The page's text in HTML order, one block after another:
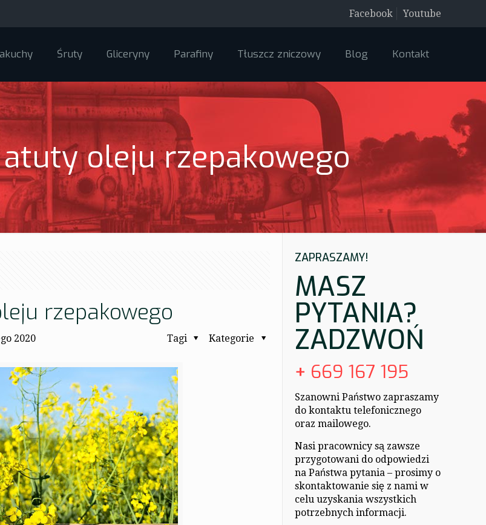
Facebook Youtube
Śruty Gliceryny Parafiny Tłuszcz zniczowy Blog Kontakt
oleju rzepakowego
rzepakowego
2020 Kategorie
Tagi
ZAPRASZAMY!
MASZ
PYTANIA?
ZADZWOŃ
+ 669 167 195
Szanowni Państwo zapraszamy
do kontaktu telefonicznego
oraz mailowego.
Nasi pracownicy są zawsze
przygotowani do odpowiedzi
na Państwa pytania – prosimy o
skontaktowanie się z nami w
celu uzyskania wszystkich
potrzebnych informacji.